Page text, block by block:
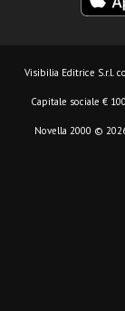
Visibilia Editrice S.r.l.
Capitale sociale €
Novella 2000 ©